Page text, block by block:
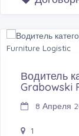
Водитель
Grabowski
8 Апреля
1